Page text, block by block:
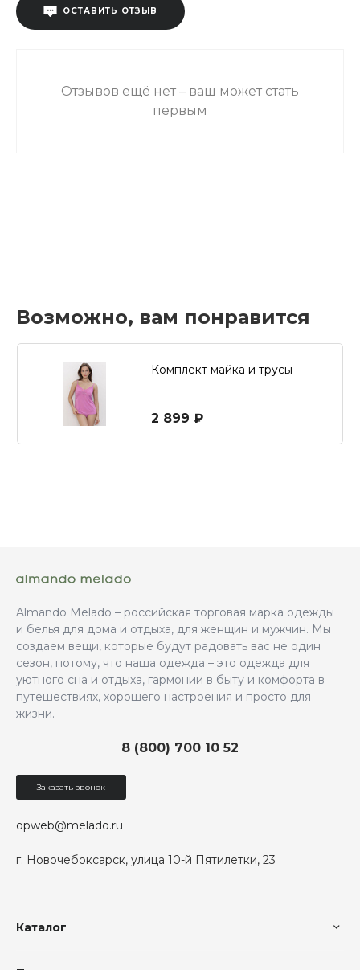
ОСТАВИТЬ ОТЗЫВ
Отзывов ещё нет – ваш может стать
первым
Возможно, вам понравится
Комплект майка и трусы
2 899 ₽
Almando Melado – российская торговая марка одежды
и белья для дома и отдыха, для женщин и мужчин. Мы
создаем вещи, которые будут радовать вас не один
сезон, потому, что наша одежда – это одежда для
уютного сна и отдыха, гармонии в быту и комфорта в
путешествиях, хорошего настроения и просто для
жизни.
г. Новочебоксарск, улица 10-й Пятилетки, 23
8 (800) 700 10 52
opweb@melado.ru
Заказать звонок
Каталог